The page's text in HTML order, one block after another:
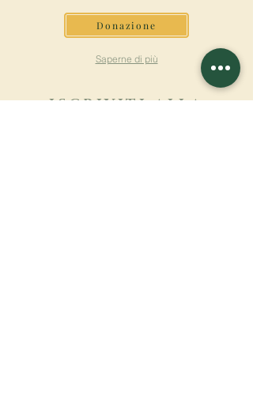
Donazione
Saperne di più
ISCRIVITI ALLA